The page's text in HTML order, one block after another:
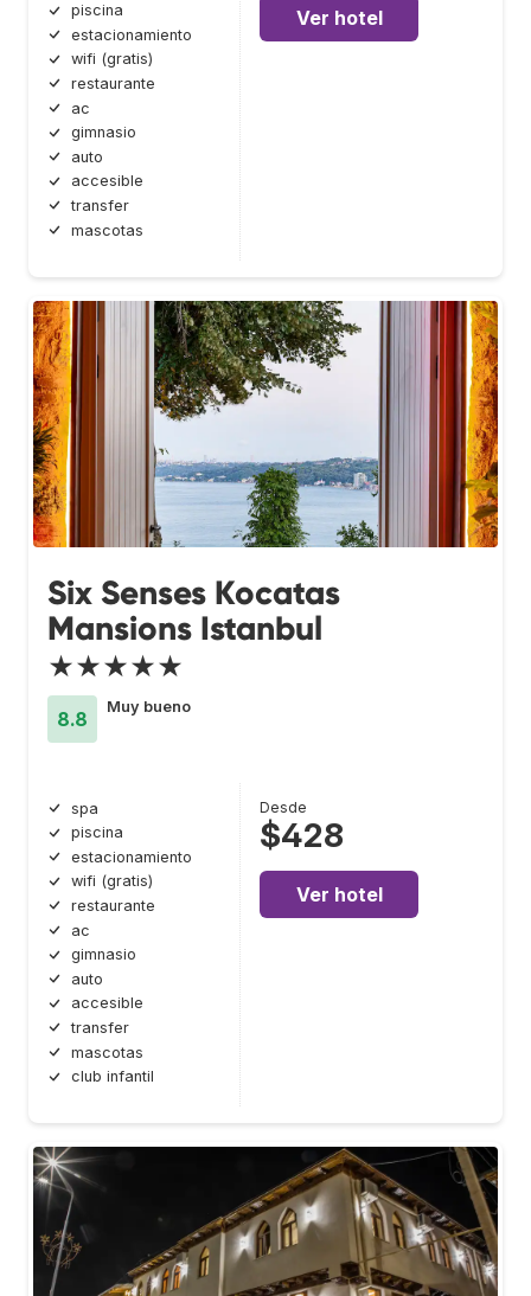
piscina
estacionamiento
wifi (gratis)
restaurante
ac
gimnasio
auto
accesible
transfer
mascotas
Ver hotel
Six Senses Kocatas
Mansions Istanbul
★★★★★
8.8
Muy bueno
spa
piscina
estacionamiento
wifi (gratis)
restaurante
ac
gimnasio
auto
accesible
transfer
mascotas
club infantil
Desde
$428
Ver hotel